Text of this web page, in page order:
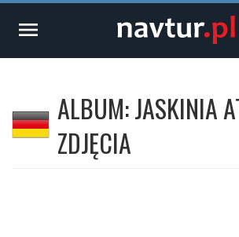
menu
ALBUM: JASKINIA
ZDJĘCIA